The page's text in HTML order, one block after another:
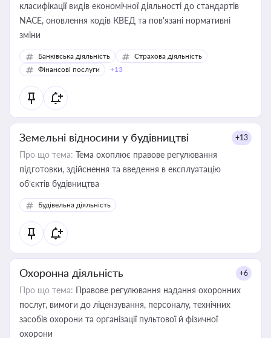
класифікації видів економічної діяльності до стандартів
NACE, оновлення кодів КВЕД та пов'язані нормативні
зміни
Банківська діяльність
Страхова діяльність
Фінансові послуги
+13
Земельні відносини у будівництві +13
Про що тема: Тема охоплює правове регулювання
підготовки, здійснення та введення в експлуатацію
об’єктів будівництва
Будівельна діяльність
Охоронна діяльність +6
Про що тема: Правове регулювання надання охоронних
послуг, вимоги до ліцензування, персоналу, технічних
засобів охорони та організації пультової й фізичної
охорони